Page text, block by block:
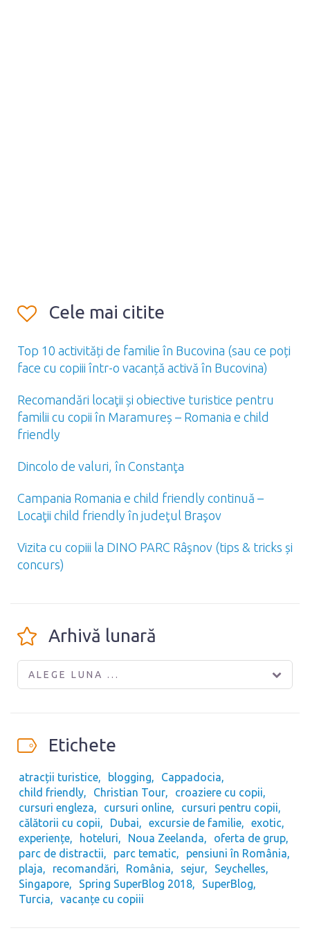
Cele mai citite
Top 10 activități de familie în Bucovina (sau ce poți
face cu copiii într-o vacanță activă în Bucovina)
Recomandări locaţii și obiective turistice pentru
familii cu copii în Maramureș – Romania e child
friendly
Dincolo de valuri, în Constanţa
Campania Romania e child friendly continuă –
Locaţii child friendly în judeţul Braşov
Vizita cu copiii la DINO PARC Râşnov (tips & tricks și
concurs)
Arhivă lunară
ALEGE LUNA ...
Etichete
atracții turistice blogging
Cappadocia
child friendly
Christian Tour
croaziere cu copii
cursuri engleza
cursuri online
cursuri pentru copii
călătorii cu copii
Dubai excursie de familie
exotic
experiențe
hoteluri Noua Zeelanda
oferta de grup
parc de distractii
parc tematic
pensiuni în România
plaja
recomandări România sejur
Seychelles
Singapore
Spring SuperBlog 2018
SuperBlog
Turcia
vacanțe cu copiii